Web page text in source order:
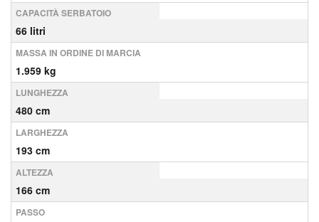
CAPACITÀ SERBATOIO
66 litri
MASSA IN ORDINE DI MARCIA
1.959 kg
LUNGHEZZA
480 cm
LARGHEZZA
193 cm
ALTEZZA
166 cm
PASSO